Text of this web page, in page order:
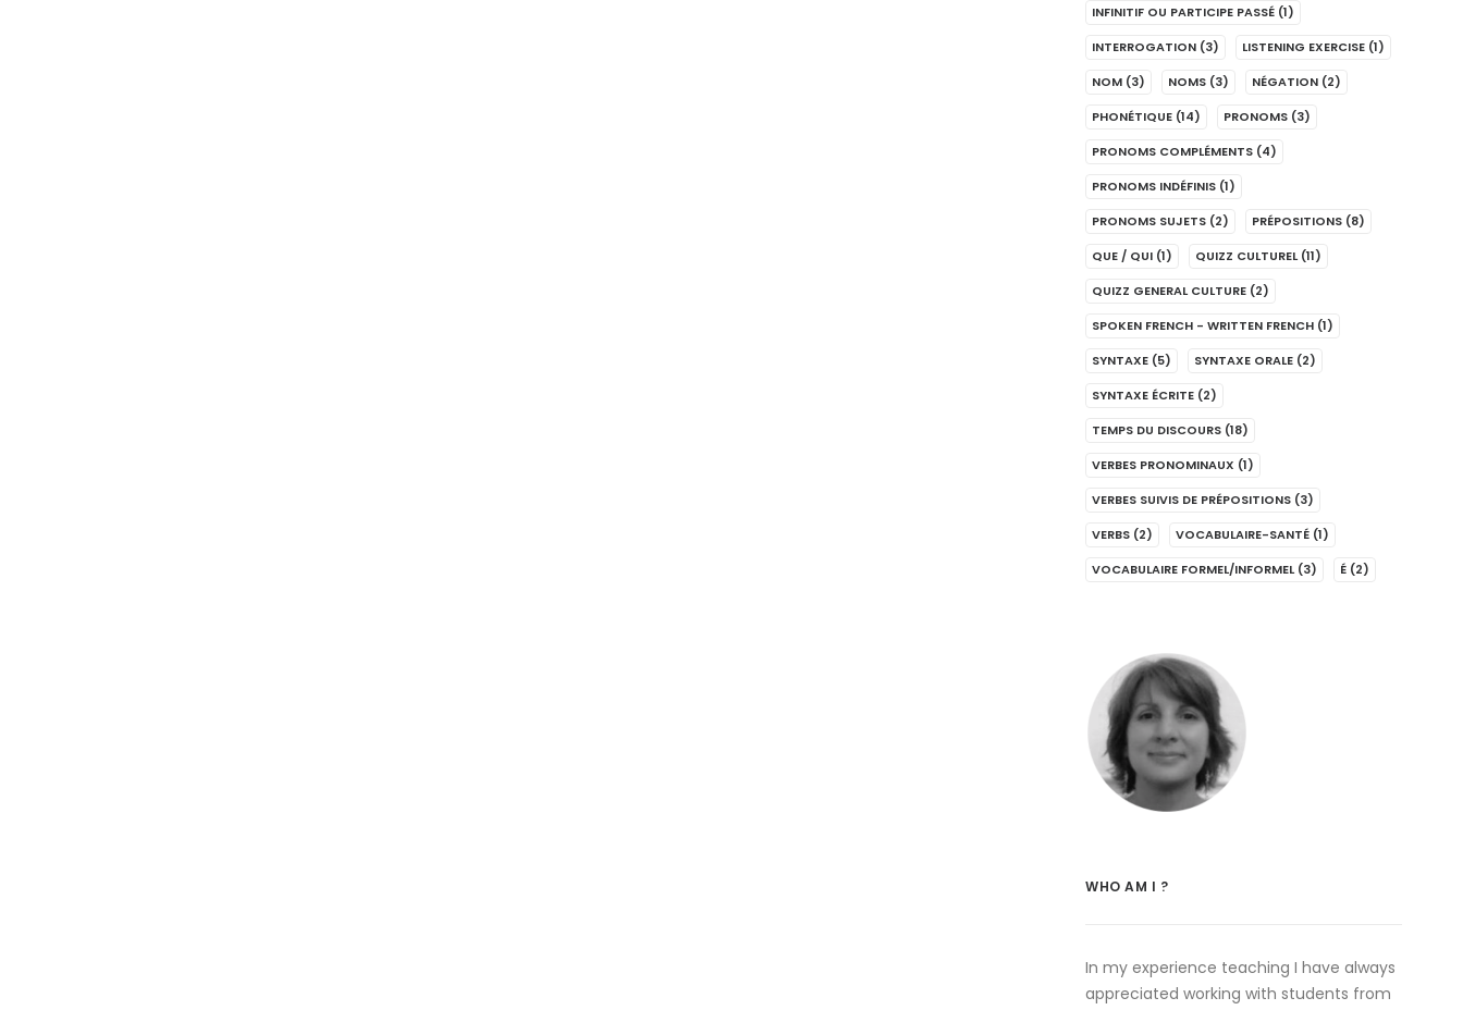
INFINITIF OU PARTICIPE PASSÉ (1)
INTERROGATION (3) LISTENING EXERCISE (1)
NOM (3) NOMS (3) NÉGATION (2)
PHONÉTIQUE (14) PRONOMS (3)
PRONOMS COMPLÉMENTS (4)
PRONOMS INDÉFINIS (1)
PRONOMS SUJETS (2) PRÉPOSITIONS (8)
QUE / QUI (1) QUIZZ CULTUREL (11)
QUIZZ GENERAL CULTURE (2)
SPOKEN FRENCH - WRITTEN FRENCH (1)
SYNTAXE (5) SYNTAXE ORALE (2)
SYNTAXE ÉCRITE (2)
TEMPS DU DISCOURS (18)
VERBES PRONOMINAUX (1)
VERBES SUIVIS DE PRÉPOSITIONS (3)
VERBS (2) VOCABULAIRE-SANTÉ (1)
VOCABULAIRE FORMEL/INFORMEL (3) É (2)
WHO AM I ?
In my experience teaching I have always
appreciated working with students from